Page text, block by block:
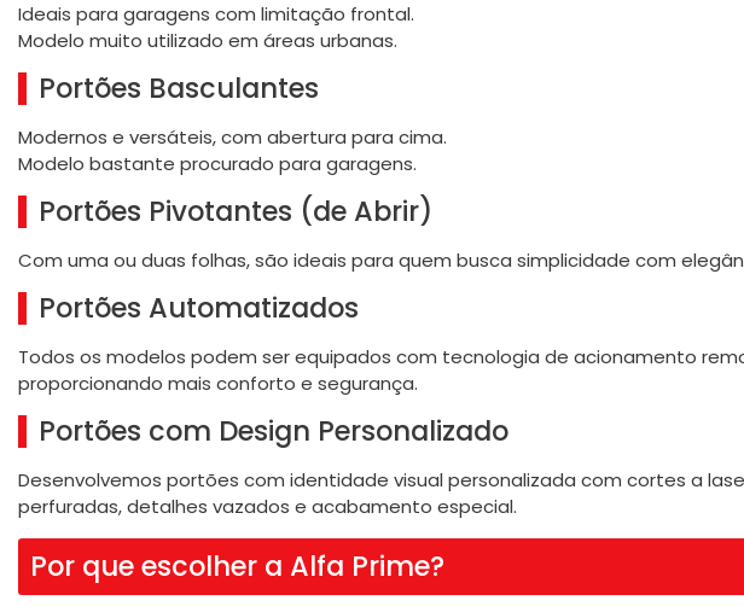
Ideais para garagens com limitação frontal.
Modelo muito utilizado em áreas urbanas.
Portões Basculantes
Modernos e versáteis, com abertura para cima.
Modelo bastante procurado para garagens.
Portões Pivotantes (de Abrir)
Com uma ou duas folhas, são ideais para quem busca simplicidade com
Portões Automatizados
Todos os modelos podem ser equipados com tecnologia de acionamento
proporcionando mais conforto e segurança.
Portões com Design Personalizado
Desenvolvemos portões com identidade visual personalizada com cortes a
perfuradas, detalhes vazados e acabamento especial.
Por que escolher a Alfa Prime?